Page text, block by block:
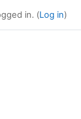
in. (Log in)